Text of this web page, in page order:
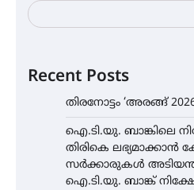
Recent Posts
തിരനോട്ടം ‘അരങ്ങ്
ഐ.ടി.യു. ബാങ്കിലെ
തിരികെ ലഭ്യമാക്കാൻ
സർക്കാരുകൾ
ഐ.ടി.യു. ബാങ്ക്